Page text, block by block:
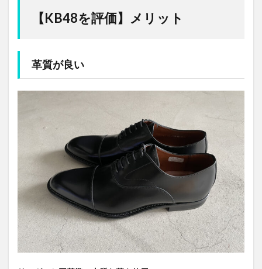
【KB48を評価】メリット
革質が良い